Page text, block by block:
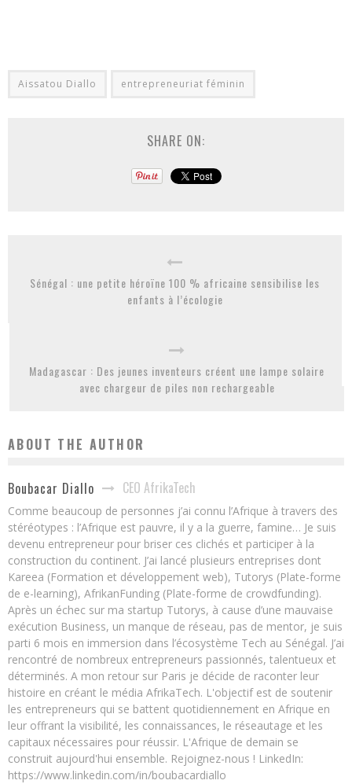
Aissatou Diallo entrepreneuriat féminin
SHARE ON:
Sénégal : une petite héroïne 100 % africaine sensibilise les
enfants à l’écologie
Madagascar : Des jeunes inventeurs créent une lampe solaire
avec chargeur de piles non rechargeable
ABOUT THE AUTHOR
Boubacar Diallo CEO AfrikaTech
Comme beaucoup de personnes j’ai connu l’Afrique à travers des
stéréotypes : l’Afrique est pauvre, il y a la guerre, famine… Je suis
devenu entrepreneur pour briser ces clichés et participer à la
construction du continent. J’ai lancé plusieurs entreprises dont
Kareea (Formation et développement web), Tutorys (Plate-forme
de e-learning), AfrikanFunding (Plate-forme de crowdfunding).
Après un échec sur ma startup Tutorys, à cause d’une mauvaise
exécution Business, un manque de réseau, pas de mentor, je suis
parti 6 mois en immersion dans l’écosystème Tech au Sénégal. J’ai
rencontré de nombreux entrepreneurs passionnés, talentueux et
déterminés. A mon retour sur Paris je décide de raconter leur
histoire en créant le média AfrikaTech. L'objectif est de soutenir
les entrepreneurs qui se battent quotidiennement en Afrique en
leur offrant la visibilité, les connaissances, le réseautage et les
capitaux nécessaires pour réussir. L'Afrique de demain se
construit aujourd'hui ensemble. Rejoignez-nous ! LinkedIn:
https://www.linkedin.com/in/boubacardiallo